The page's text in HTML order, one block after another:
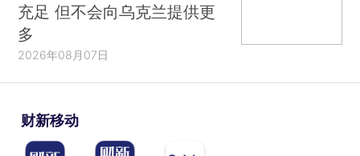
充足 但不会向乌克兰提供更
多
2026年08月07日
财新移动